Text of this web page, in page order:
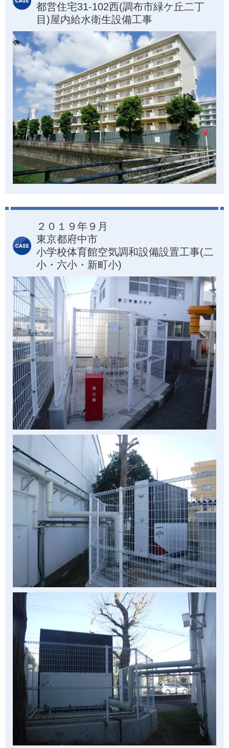
都営住宅31-102西(調布市緑ケ丘二丁
目)屋内給水衛生設備工事
２０１９年９月
東京都府中市
小学校体育館空気調和設備設置工事(二
小・六小・新町小)